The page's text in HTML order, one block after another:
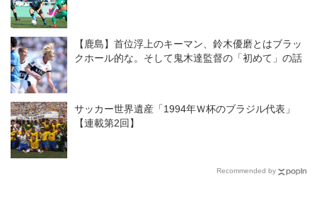
【鹿島】首位浮上のキーマン、鈴木優磨とはブラッ
クホール的な。そして鬼木達監督の「初めて」の話
サッカー世界遺産「1994年Ｗ杯のブラジル代表」
【連載第2回】
Recommended by